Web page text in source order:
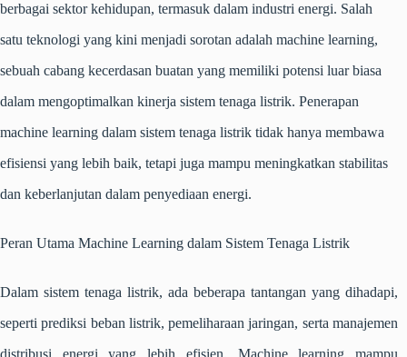
berbagai sektor kehidupan, termasuk dalam industri energi. Salah
satu teknologi yang kini menjadi sorotan adalah machine learning,
sebuah cabang kecerdasan buatan yang memiliki potensi luar biasa
dalam mengoptimalkan kinerja sistem tenaga listrik. Penerapan
machine learning dalam sistem tenaga listrik tidak hanya membawa
efisiensi yang lebih baik, tetapi juga mampu meningkatkan stabilitas
dan keberlanjutan dalam penyediaan energi.
Peran Utama Machine Learning dalam Sistem Tenaga Listrik
Dalam sistem tenaga listrik, ada beberapa tantangan yang dihadapi,
seperti prediksi beban listrik, pemeliharaan jaringan, serta manajemen
distribusi energi yang lebih efisien. Machine learning mampu